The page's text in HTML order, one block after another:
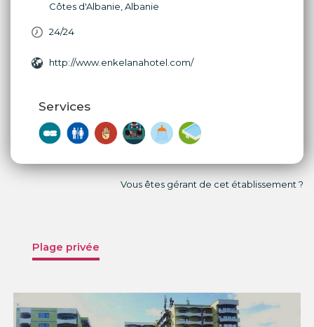
Côtes d'Albanie Albanie
24/24
http://www.enkelanahotel.com/
Services
Vous êtes gérant de cet établissement ?
Plage privée